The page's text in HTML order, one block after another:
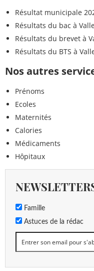
Résultat municipale
Résultats du bac à
Résultats du brevet à
Résultats du BTS à
Nos autres
Prénoms
Ecoles
Maternités
Calories
Médicaments
Hôpitaux
Famille
Astuces de la rédac